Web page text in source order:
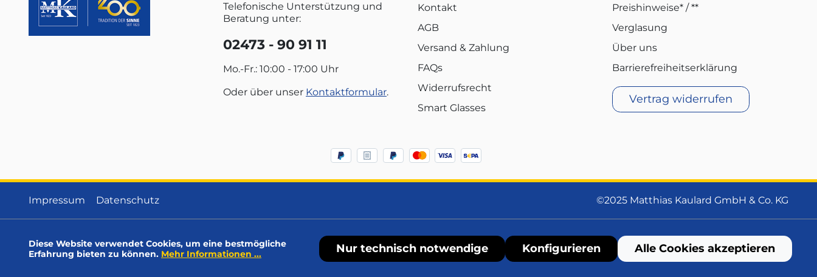
Telefonische Unterstützung und
Beratung unter:
02473 - 90 91 11
Mo.-Fr.: 10:00 - 17:00 Uhr
Oder über unser Kontaktformular.
Kontakt
AGB
Versand & Zahlung
FAQs
Widerrufsrecht
Smart Glasses
Preishinweise* / **
Verglasung
Über uns
Barrierefreiheitserklärung
Vertrag widerrufen
Impressum Datenschutz ©2025 Matthias Kaulard GmbH & Co. KG
Diese Website verwendet Cookies, um eine bestmögliche
Erfahrung bieten zu können. Mehr Informationen ... Nur technisch notwendige Konfigurieren Alle Cookies akzeptieren